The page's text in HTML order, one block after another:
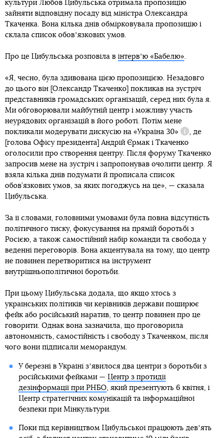
культури Любов Цибульська отримала пропозицію
зайняти відповідну посаду від міністра Олександра
Ткаченка. Вона кілька днів обмірковувала пропозицію і
склала список обовʼязкових умов.
Про це Цибульська розповіла в інтервʼю «Бабелю».
«Я, чесно, була здивована цією пропозицією. Незадовго
до цього він [Олександр Ткаченко] покликав на зустріч
представників громадських організацій, серед них була я.
Ми обговорювали майбутній центр і можливу участь
неурядових організацій в його роботі. Потім мене
покликали модерувати дискусію на «Україна 30»
Довідка
, де
[голова Офісу президента] Андрій Єрмак і Ткаченко
оголосили про створення центру. Після форуму Ткаченко
запросив мене на зустріч і запропонував очолити центр. Я
взяла кілька днів подумати й прописала список
обов’язкових умов, за яких погоджусь на це», — сказала
Цибульська.
За її словами, головними умовами була повна відсутність
політичного тиску, фокусування на прямій боротьбі з
Росією, а також самостійний набір команди та свобода у
веденні переговорів. Вона акцентувала на тому, що центр
не повинен перетворитися на інструмент
внутрішньополітичної боротьби.
При цьому Цибульська додала, що якщо хтось з
українських політиків чи керівників держави поширює
фейк або російський наратив, то центр повинен про це
говорити. Однак вона зазначила, що проговорила
автономність, самостійність і свободу з Ткаченком, після
чого вони підписали меморандум.
У березні в Україні зʼявилося два центри з боротьби з
російськими фейками — Центр з протидії
дезінформації при РНБО, який презентують 6 квітня, і
Центр стратегічних комунікацій та інформаційної
безпеки при Мінкультури.
Поки під керівництвом Цибульської працюють девʼять